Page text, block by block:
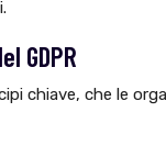
GDPR
chiave, che le